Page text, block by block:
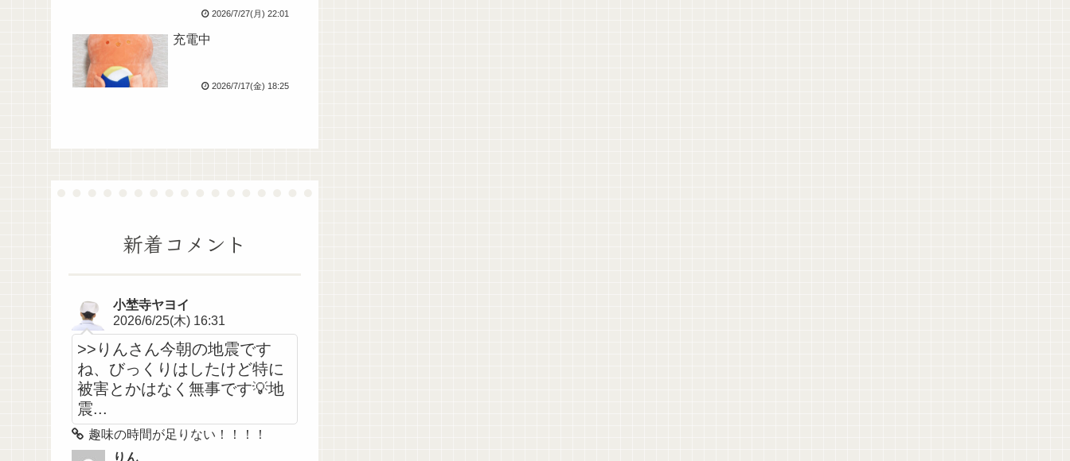
2026/7/27(月) 22:01
充電中
2026/7/17(金) 18:25
新着コメント
小埜寺ヤヨイ
2026/6/25(木) 16:31
>>りんさん今朝の地震です
ね、びっくりはしたけど特に
被害とかはなく無事です💡地
震...
趣味の時間が足りない！！！！
りん